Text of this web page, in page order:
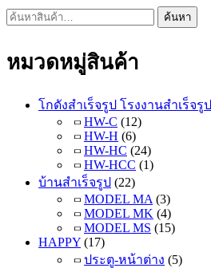
ค้นหา: ค้นหา
หมวดหมู่สินค้า
โกดังสำเร็จรูป โรงงานสำเร็จรูป
HW-C (12)
HW-H (6)
HW-HC (24)
HW-HCC (1)
บ้านสำเร็จรูป (22)
MODEL MA (3)
MODEL MK (4)
MODEL MS (15)
HAPPY (17)
ประตู-หน้าต่าง (5)